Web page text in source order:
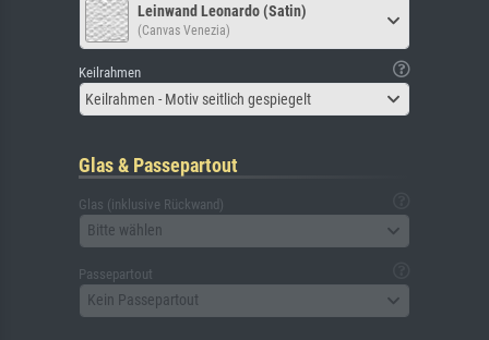
Leinwand Leonardo (Satin)
(Canvas Venezia)
Keilrahmen
Keilrahmen - Motiv seitlich gespiegelt
Glas & Passepartout
Glas (inklusive Rückwand)
Bitte wählen
Passepartout
Kein Passepartout